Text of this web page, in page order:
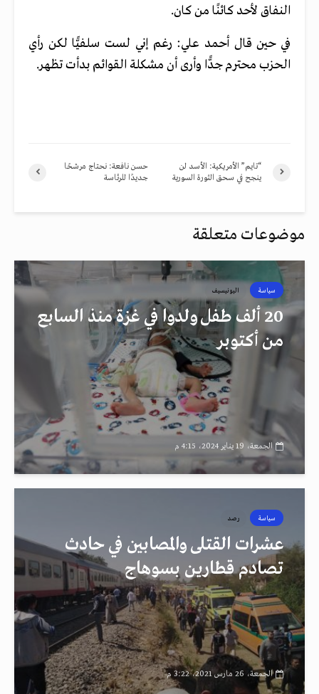
النفاق لأحد كائنًا من كان.
في حين قال أحمد علي: رغم إني لست سلفيًّا لكن رأي
الحزب محترم جدًّا وأرى أن مشكلة القوائم بدأت تظهر.
حسن نافعة: نحتاج مرشحًا
جديدًا للرئاسة
“تايم” الأمريكية: الأسد لن
ينجح في سحق الثورة السورية
موضوعات متعلقة
سياسة اليونيسيف
20 ألف طفل ولدوا في غزة منذ السابع
من أكتوبر
الجمعة، 19 يناير 2024، 4:15 م
سياسة رصد
عشرات القتلى والمصابين في حادث
تصادم قطارين بسوهاج
الجمعة، 26 مارس 2021، 3:22 م